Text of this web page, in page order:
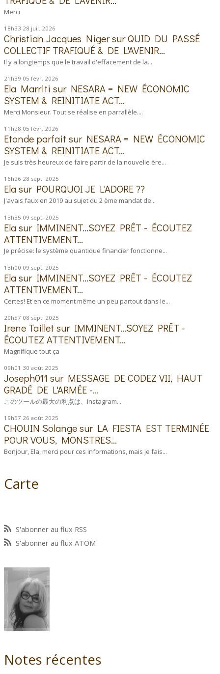
Merci
18h33 28 juil. 2026
Christian Jacques NigersurQUID DU PASSÉ
COLLECTIF TRAFIQUÉ & DE L'AVENIR...
Il y a longtemps que le travail d'effacement de la...
21h39 05 févr. 2026
Ela Marriti sur NESARA = NEW ÉCONOMIC
SYSTEM & REINITIATE ACT...
Merci Monsieur. Tout se réalise en parrallèle....
11h28 05 févr. 2026
Etonde parfait sur NESARA = NEW ÉCONOMIC
SYSTEM & REINITIATE ACT...
Je suis très heureux de faire partir de la nouvelle ère...
16h26 28 sept. 2025
Elasur POURQUOI JE L'ADORE ??
J'avais faux en 2019 au sujet du 2 ème mandat de...
13h35 09 sept. 2025
Elasur IMMINENT...SOYEZ PRÊT - ÉCOUTEZ
ATTENTIVEMENT...
Je précise: le système quantique financier fonctionne...
13h00 09 sept. 2025
Elasur IMMINENT...SOYEZ PRÊT - ÉCOUTEZ
ATTENTIVEMENT...
Certes! Et en ce moment même un peu partout dans le...
20h57 08 sept. 2025
Irene Taillet sur IMMINENT...SOYEZ PRÊT -
ÉCOUTEZ ATTENTIVEMENT...
Magnifique tout ça
09h01 30 août 2025
Joseph011 sur MESSAGE DE CODEZ VII, HAUT
GRADÉ DE L'ARMÉE -...
このツールの最大の利点は、Instagram...
19h57 26 août 2025
CHOUIN Solangesur LA FIESTA EST TERMINÉE
POUR VOUS, MONSTRES...
Bonjour, Ela, merci pour ces informations, mais je fais...
Carte
S'abonner au flux RSS
S'abonner au flux ATOM
Notes récentes